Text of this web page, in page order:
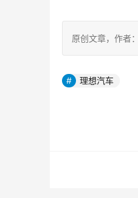
原创文章，作者
理想汽车